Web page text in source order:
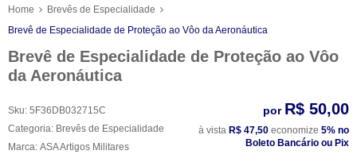
Home
Brevês de Especialidade
Brevê de Especialidade de Proteção ao Vôo da Aeronáutica
Brevê de Especialidade de Proteção ao Vôo
da Aeronáutica
Sku: 5F36DB032715C
Categoria: Brevês de Especialidade
Marca: ASA Artigos Militares
por R$ 50,00
à vista R$ 47,50 economize 5% no
Boleto Bancário ou Pix